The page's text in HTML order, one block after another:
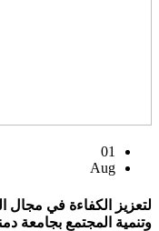
01
Aug
لتعزيز الكفاءة في مجال
وتنمية المجتمع بجامعة